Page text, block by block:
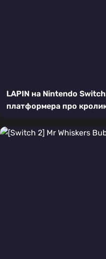
LAPIN на Nintendo
платформера про